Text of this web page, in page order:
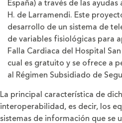
España) a través de las
H. de Larramendi. Este
desarrollo de un sistema de
de variables fisiológicas para
Falla Cardiaca del Hospital
cual es gratuito y se ofrece a
al Régimen Subsidiado de
La principal característica de
interoperabilidad, es decir, los
sistemas de información que se